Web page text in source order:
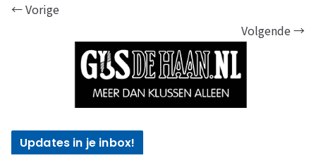
← Vorige
Volgende →
Updates in je inbox!